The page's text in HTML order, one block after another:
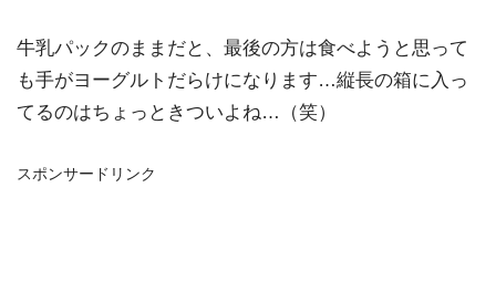
牛乳パックのままだと、最後の方は食べようと思って
も手がヨーグルトだらけになります…縦長の箱に入っ
てるのはちょっときついよね…（笑）
スポンサードリンク